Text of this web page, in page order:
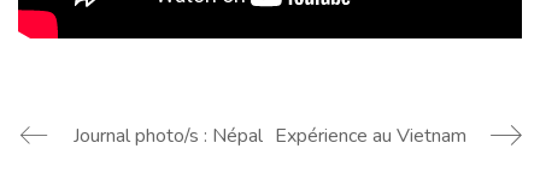
Journal photo/s : Népal Expérience au Vietnam